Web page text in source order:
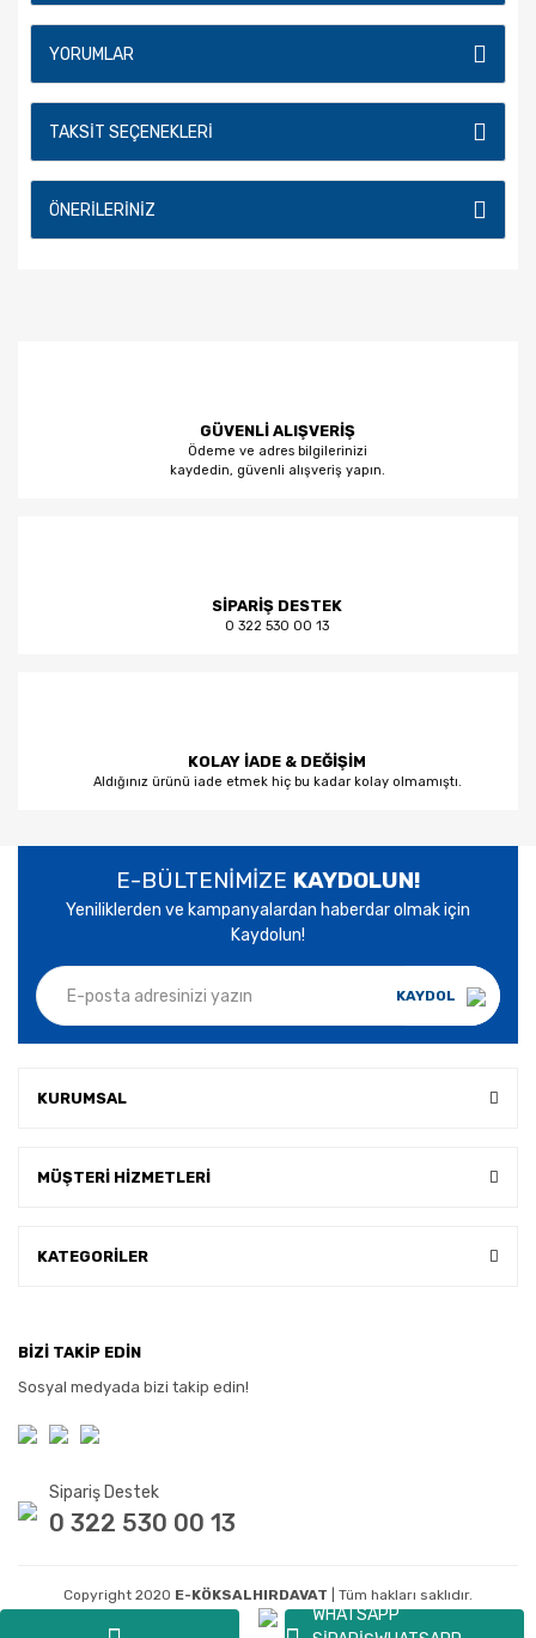
WHATSAPP
YORUMLAR
TAKSIT SEÇENEKLERI
ÖNERILERINIZ
GÜVENLİ ALIŞVERİŞ
Ödeme ve adres bilgilerinizi
kaydedin, güvenli alışveriş yapın.
SİPARİŞ DESTEK
0 322 530 00 13
KOLAY İADE & DEĞİŞİM
Aldığınız ürünü iade etmek hiç bu kadar kolay olmamıştı.
E-BÜLTENİMİZE KAYDOLUN!
Yeniliklerden ve kampanyalardan haberdar olmak için
Kaydolun!
KAYDOL
KURUMSAL
MÜŞTERİ HİZMETLERİ
KATEGORİLER
BİZİ TAKİP EDİN
Sosyal medyada bizi takip edin!
Sipariş Destek
0 322 530 00 13
Copyright 2020 E-KÖKSALHIRDAVAT | Tüm hakları saklıdır.